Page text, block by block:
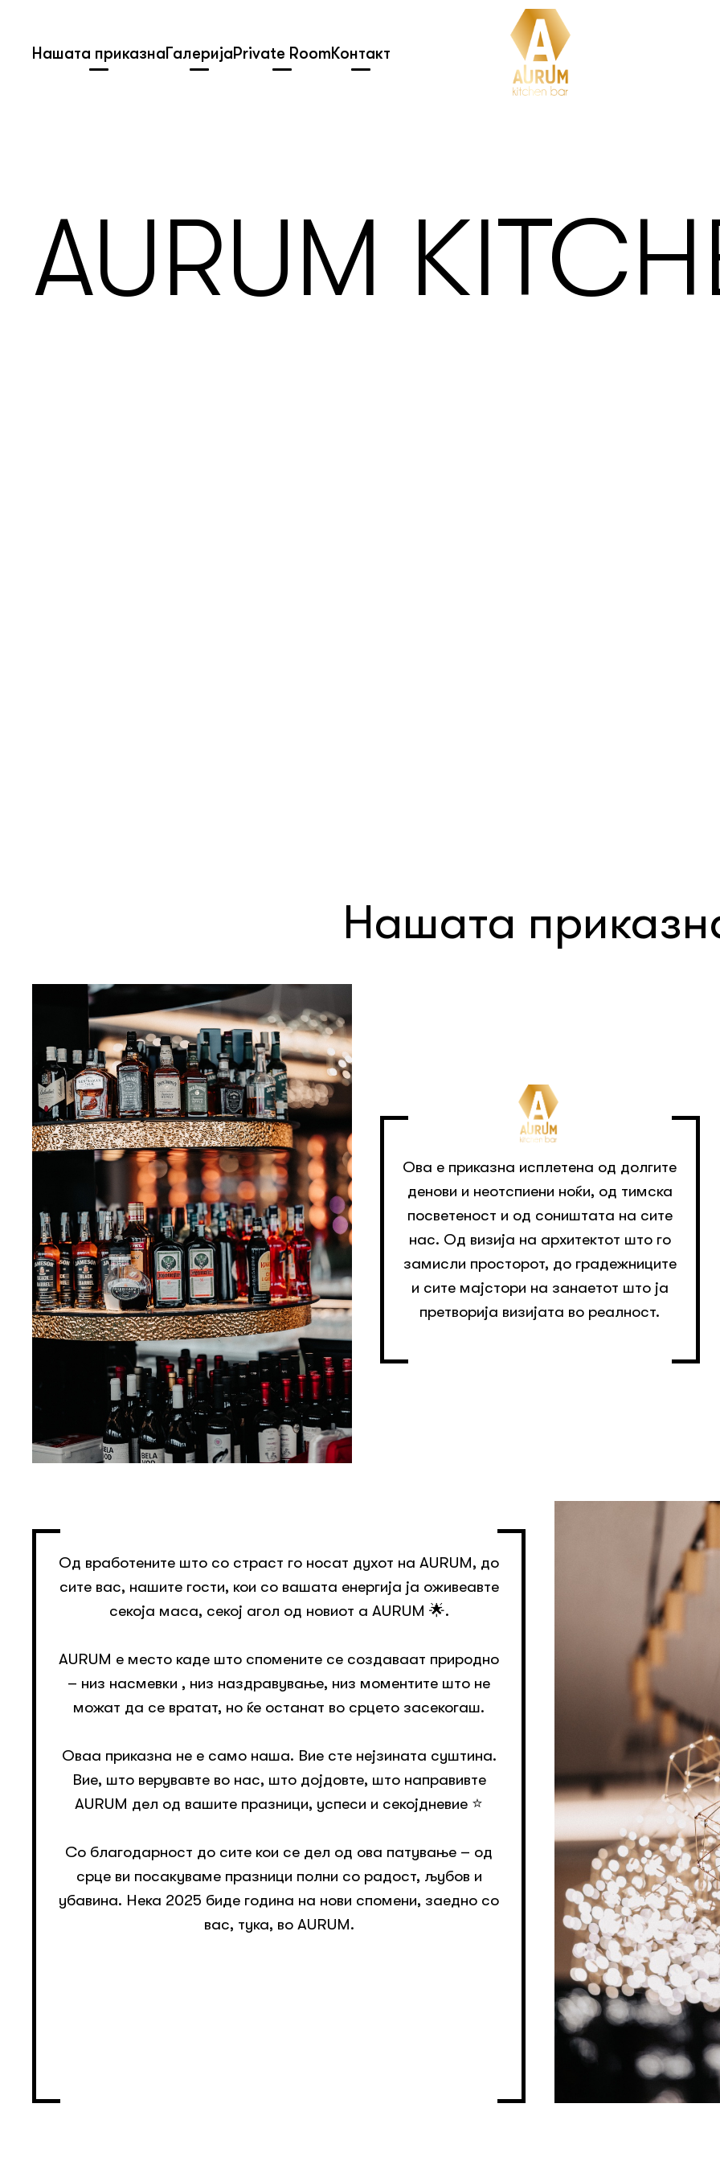
Нашата приказнаГалеријаPrivate RoomКонтакт
AURUM
Нашата
Ова е приказна исплетена од долгите
денови и неотспиени ноќи, од тимска
посветеност и од соништата на сите
нас. Од визија на архитектот што го
замисли просторот, до градежниците
и сите мајстори на занаетот што ја
претворија визијата во реалност.
Од вработените што со страст го носат духот на AURUM, до
сите вас, нашите гости, кои со вашата енергија ја оживеавте
секоја маса, секој агол од новиот a AURUM 🌟.
AURUM е место каде што спомените се создаваат природно
– низ насмевки , низ наздравување, низ моментите што не
можат да се вратат, но ќе останат во срцето засекогаш.
Оваа приказна не е само наша. Вие сте нејзината суштина.
Вие, што верувавте во нас, што дојдовте, што направивте
AURUM дел од вашите празници, успеси и секојдневие ⭐️
Со благодарност до сите кои се дел од ова патување – од
срце ви посакуваме празници полни со радост, љубов и
убавина. Нека 2025 биде година на нови спомени, заедно со
вас, тука, во AURUM.